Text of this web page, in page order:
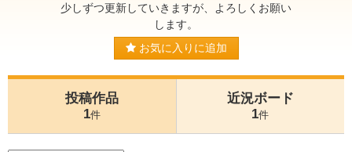
少しずつ更新していきますが、よろしくお願い
します。
お気に入りに追加
投稿作品
1件
近況ボード
1件